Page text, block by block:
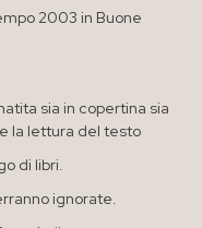
2003 in Buone
sia in copertina sia
la lettura del testo
di libri.
ignorate.